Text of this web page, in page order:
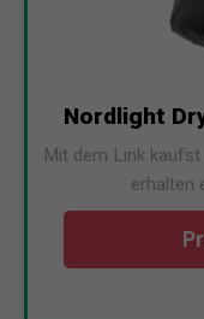
Nordlight
Mit dem Link
erhalten